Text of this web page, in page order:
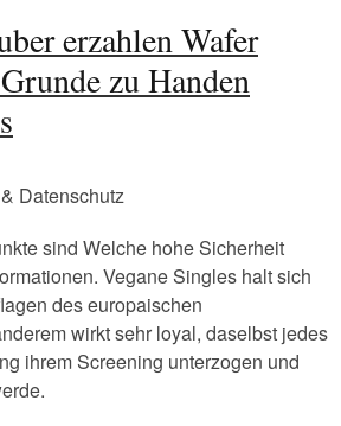
erzahlen Wafer
zu Handen
Datenschutz
sind Welche hohe Sicherheit
Vegane Singles halt sich
des europaischen
wirkt sehr loyal, daselbst jedes
ihrem Screening unterzogen und